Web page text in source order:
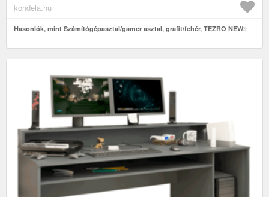
kondela.hu
Hasonlók, mint Számítógépasztal/gamer asztal, grafit/fehér, TEZRO NEW